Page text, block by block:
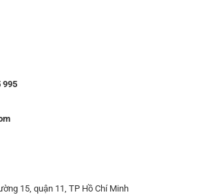
995
15, quận 11, TP Hồ Chí Minh